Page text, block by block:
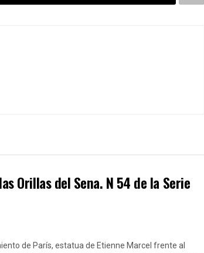
Orillas del Sena. N 54 de la Serie
de París, estatua de Etienne Marcel frente al